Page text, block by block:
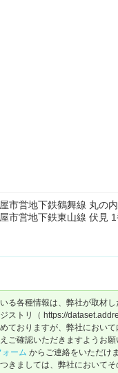
市営地下鉄鶴舞線 丸の
市営地下鉄東山線 伏見
る各種情報は、弊社が取材
ストリ（ https://
ておりますが、弊社におい
ご確認いただきますようお
ーム からご連絡をいただけ
きましては、弊社において